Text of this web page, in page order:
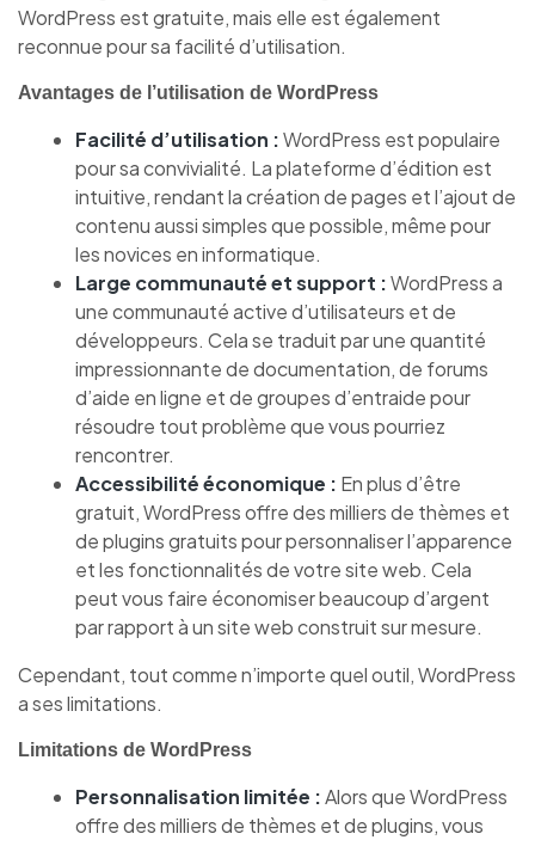
WordPress est gratuite, mais elle est également
reconnue pour sa facilité d’utilisation.
Avantages de l’utilisation de WordPress
Facilité d’utilisation :WordPress est populaire
pour sa convivialité. La plateforme d’édition est
intuitive, rendant la création de pages et l’ajout de
contenu aussi simples que possible, même pour
les novices en informatique.
Large communauté et support :WordPress a
une communauté active d’utilisateurs et de
développeurs. Cela se traduit par une quantité
impressionnante de documentation, de forums
d’aide en ligne et de groupes d’entraide pour
résoudre tout problème que vous pourriez
rencontrer.
Accessibilité économique : En plus d’être
gratuit, WordPress offre des milliers de thèmes et
de plugins gratuits pour personnaliser l’apparence
et les fonctionnalités de votre site web. Cela
peut vous faire économiser beaucoup d’argent
par rapport à un site web construit sur mesure.
Cependant, tout comme n’importe quel outil, WordPress
a ses limitations.
Limitations de WordPress
Personnalisation limitée :Alors que WordPress
offre des milliers de thèmes et de plugins, vous